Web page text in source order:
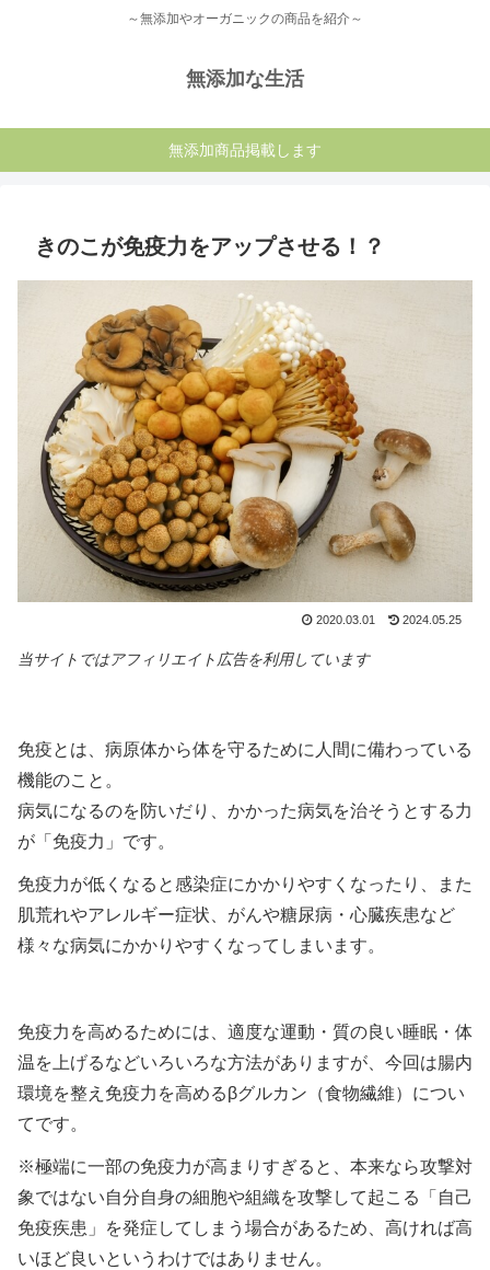
～無添加やオーガニックの商品を紹介～
無添加な生活
無添加商品掲載します
きのこが免疫力をアップさせる！？
2020.03.01 2024.05.25
当サイトではアフィリエイト広告を利用しています
免疫とは、病原体から体を守るために人間に備わっている
機能のこと。
病気になるのを防いだり、かかった病気を治そうとする力
が「免疫力」です。
免疫力が低くなると感染症にかかりやすくなったり、また
肌荒れやアレルギー症状、がんや糖尿病・心臓疾患など
様々な病気にかかりやすくなってしまいます。
免疫力を高めるためには、適度な運動・質の良い睡眠・体
温を上げるなどいろいろな方法がありますが、今回は腸内
環境を整え免疫力を高めるβグルカン（食物繊維）につい
てです。
※極端に一部の免疫力が高まりすぎると、本来なら攻撃対
象ではない自分自身の細胞や組織を攻撃して起こる「自己
免疫疾患」を発症してしまう場合があるため、高ければ高
いほど良いというわけではありません。